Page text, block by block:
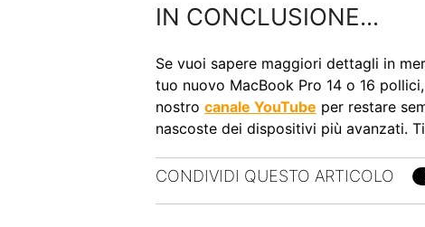
IN CONCLUSIONE...
Se vuoi sapere maggiori dettagli in
tuo nuovo MacBook Pro 14 o 16
nostro canale YouTube per restare
nascoste dei dispositivi più avanzati.
CONDIVIDI QUESTO ARTICOLO